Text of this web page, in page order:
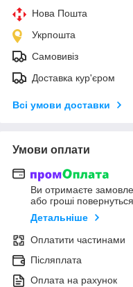
Нова Пошта
Укрпошта
Самовивіз
Доставка кур'єром
Всі умови доставки
Умови оплати
Ви отримаєте
або гроші
Детальніше
Оплатити частинами
Післяплата
Оплата на рахунок